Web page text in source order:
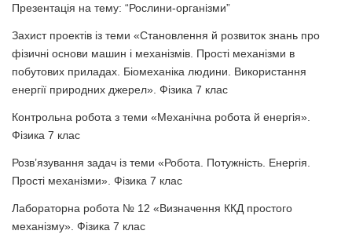
Презентація на тему: “Рослини-організми”
Захист проектів із теми «Становлення й розвиток знань про
фізичні основи машин і механізмів. Прості механізми в
побутових приладах. Біомеханіка людини. Використання
енергії природних джерел». Фізика 7 клас
Контрольна робота з теми «Механічна робота й енергія».
Фізика 7 клас
Розв’язування задач із теми «Робота. Потужність. Енергія.
Прості механізми». Фізика 7 клас
Лабораторна робота № 12 «Визначення ККД простого
механізму». Фізика 7 клас